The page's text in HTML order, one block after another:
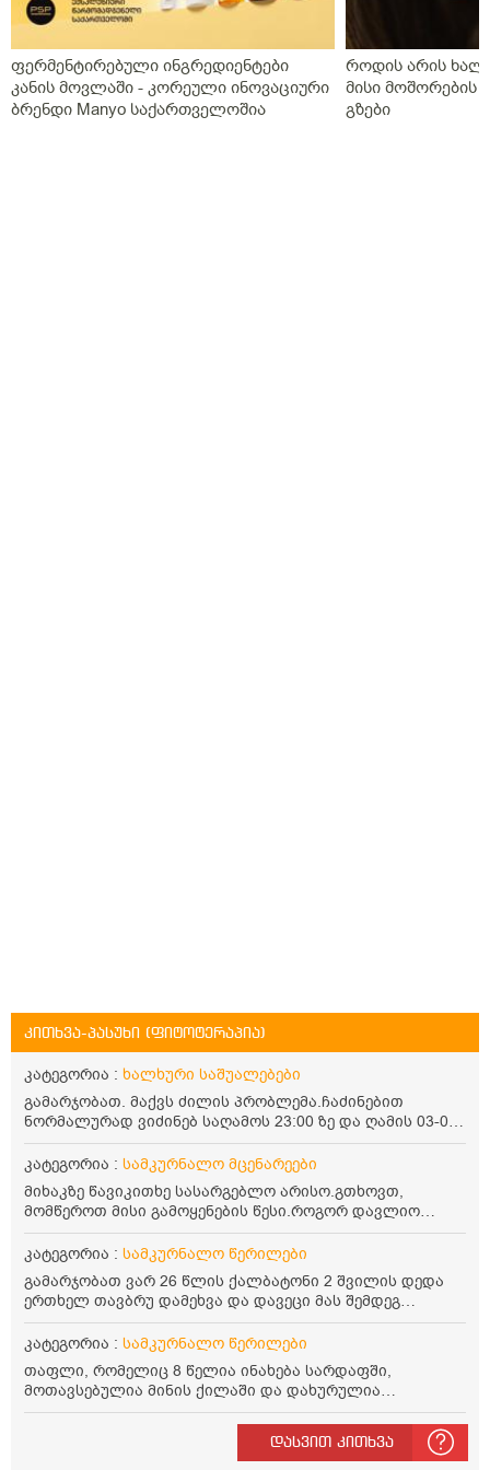
ფერმენტირებული ინგრედიენტები
კანის მოვლაში - კორეული ინოვაციური
ბრენდი Manyo საქართველოშია
როდის არის
მისი მოშორების
გზები
კითხვა-პასუხი (ფიტოტერაპია)
კატეგორია : ხალხური საშუალებები
გამარჯობათ. მაქვს ძილის პრობლემა.ჩაძინებით
ნორმალურად ვიძინებ საღამოს 23:00 ზე და ღამის 03-00
ან 04:00 საათზე მეღვიძება და მერე ვერ ვიძინებ
ვერაფრით.რამე ხალხური საშუალება თუ არის ამ
პრობლემის მოსაგვარებლად
კატეგორია : სამკურნალო მცენარეები
მიხაკზე წავიკითხე სასარგებლო არისო.გთხოვთ,
მომწეროთ მისი გამოყენების წესი.როგორ დავლიო
მიხაკის ჩაი. ასევე მაინტერესებს ლეიკოციტები მაქვს
ოდნავ დაბალი და წავიკითხე ლეიკოციტების დონეს
კატეგორია : სამკურნალო წერილები
გამარჯობათ ვარ 26 წლის ქალბატონი 2 შვილის დედა
ერთხელ თავბრუ დამეხვა და დავეცი მას შემდეგ
დამეწყო შიშები ვეღარ გავდიოდი გარეთ რადგან ისევ
ასე ცუდად არ გავხდარიყავი ყურის ანთება მქონდა
მაშინ როგორც გაირკვა მას შემსეგ გავიდა 1 წელზე
მეტინდა კიდე მეხვევა თავბრუ გარეთ გასვილისას
სახლში კარგად ვარ როცა ახსენებენ გარეთ წაავალა
სმაგაზეხ კი ცუდად ვხდებოდი ეხლა როგორმე გავდივარ
ბაღში ჯოხში ზოგჯერ მაქვს შეგრძნება მიწა მეცლება
ფეხებიდან და ჯოხზე უნდა დავეყრდნო აუცილებლად
კატეგორია : სამკურნალო წერილები
თაფლი, რომელიც 8 წელია ინახება სარდაფში,
მოთავსებულია მინის ქილაში და დახურულია
პლასტმასის სახურავით. ექნება თუ არა შენარჩუნებული
სასარგებლო თვისებები და შეიძლება თუ არა მისი
დასვით კითხვა